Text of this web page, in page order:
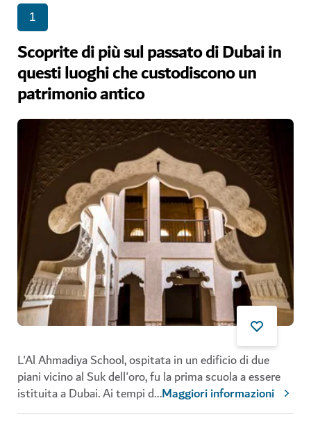
1
Scoprite di più sul passato di Dubai in
questi luoghi che custodiscono un
patrimonio antico
L'Al Ahmadiya School, ospitata in un edificio di due
piani vicino al Suk dell'oro, fu la prima scuola a essere
istituita a Dubai. Ai tempi d...Maggiori informazioni